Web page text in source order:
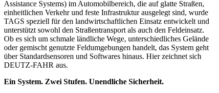
Assistance Systems) im Automobilbereich, die auf glatte Straßen,
einheitlichen Verkehr und feste Infrastruktur ausgelegt sind, wurde
TAGS speziell für den landwirtschaftlichen Einsatz entwickelt und
unterstützt sowohl den Straßentransport als auch den Feldeinsatz.
Ob es sich um schmale ländliche Wege, unterschiedliches Gelände
oder gemischt genutzte Feldumgebungen handelt, das System geht
über Standardsensoren und Softwares hinaus. Hier zeichnet sich
DEUTZ-FAHR aus.
Ein System. Zwei Stufen. Unendliche Sicherheit.